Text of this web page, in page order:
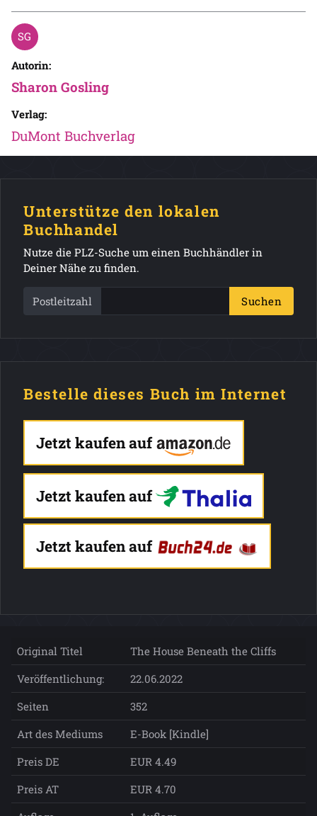
Autorin:
Sharon Gosling
Verlag:
DuMont Buchverlag
Unterstütze den lokalen
Buchhandel
Nutze die PLZ-Suche um einen Buchhändler in
Deiner Nähe zu finden.
Postleitzahl Suchen
Bestelle dieses Buch im Internet
Jetzt kaufen auf
Jetzt kaufen auf
Jetzt kaufen auf
Original Titel
The House Beneath the Cliffs
Veröffentlichung:
22.06.2022
Seiten
352
Art des Mediums
E-Book [Kindle]
Preis DE
EUR 4.49
Preis AT
EUR 4.70